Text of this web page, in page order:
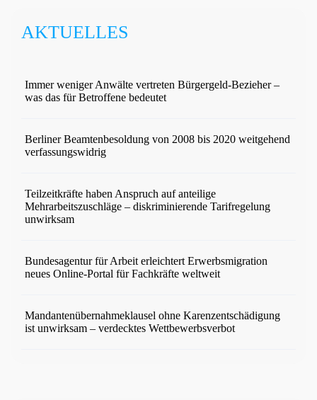
AKTUELLES
Immer weniger Anwälte vertreten Bürgergeld-Bezieher –
was das für Betroffene bedeutet
Berliner Beamtenbesoldung von 2008 bis 2020 weitgehend
verfassungswidrig
Teilzeitkräfte haben Anspruch auf anteilige
Mehrarbeitszuschläge – diskriminierende Tarifregelung
unwirksam
Bundesagentur für Arbeit erleichtert Erwerbsmigration
neues Online-Portal für Fachkräfte weltweit
Mandantenübernahmeklausel ohne Karenzentschädigung
ist unwirksam – verdecktes Wettbewerbsverbot